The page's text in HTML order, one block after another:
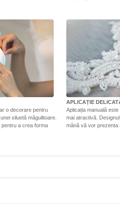
o decorare pentru
siluetă măgulitoare.
a crea forma
APLICAȚIE
Aplicația manuală
mai atractivă.
mână vă vor prezenta